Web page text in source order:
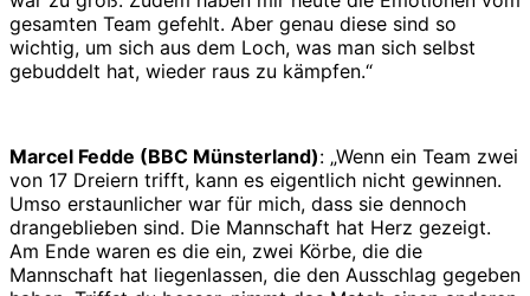
gesamten Team gefehlt. Aber genau diese sind so
wichtig, um sich aus dem Loch, was man sich selbst
gebuddelt hat, wieder raus zu kämpfen.“
Marcel Fedde (BBC Münsterland): „Wenn ein Team zwei
von 17 Dreiern trifft, kann es eigentlich nicht gewinnen.
Umso erstaunlicher war für mich, dass sie dennoch
drangeblieben sind. Die Mannschaft hat Herz gezeigt.
Am Ende waren es die ein, zwei Körbe, die die
Mannschaft hat liegenlassen, die den Ausschlag gegeben